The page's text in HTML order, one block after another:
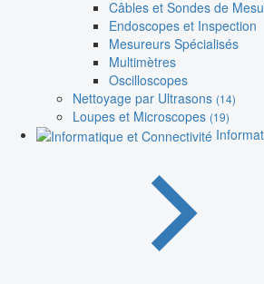
Câbles et Sondes de
Endoscopes et Inspection
Mesureurs Spécialisés
Multimètres
Oscilloscopes
Nettoyage par Ultrasons (14)
Loupes et Microscopes (19)